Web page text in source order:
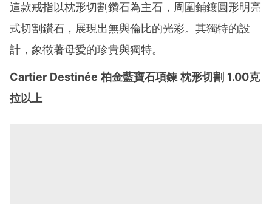
這款戒指以枕形切割鑽石為主石，周圍鋪鑲圓形明亮
式切割鑽石，展現出無與倫比的光彩。其獨特的設
計，象徵著母愛的珍貴與獨特。
Cartier Destinée 柏金藍寶石項鍊 枕形切割 1.00克
拉以上